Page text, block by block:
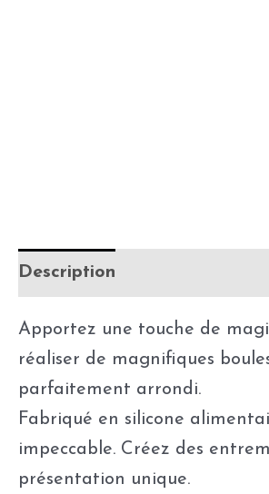
Description
Apportez une touche de
réaliser de magnifiques
parfaitement arrondi.
Fabriqué en silicone
impeccable. Créez des
présentation unique.